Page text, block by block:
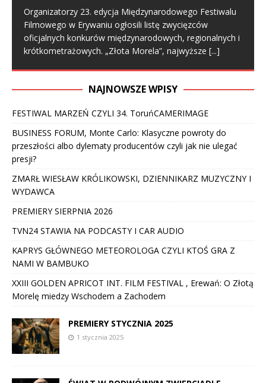
Organizatorzy 23. edycja Międzynarodowego Festiwalu
Filmowego w Erywaniu ogłosili listę zwycięzców
oficjalnych konkurów międzynarodowych, regionalnych i
krótkometrażowych. „Złota Morela”, najwyższe [...]
NAJNOWSZE WPISY
FESTIWAL MARZEŃ CZYLI 34. ToruńCAMERIMAGE
BUSINESS FORUM, Monte Carlo: Klasyczne powroty do
przeszłości albo dylematy producentów czyli jak nie ulegać
presji?
ZMARŁ WIESŁAW KRÓLIKOWSKI, DZIENNIKARZ MUZYCZNY I
WYDAWCA
PREMIERY SIERPNIA 2026
TVN24 STAWIA NA PODCASTY I CAR AUDIO
KAPRYS GŁÓWNEGO METEOROLOGA CZYLI KTOŚ GRA Z
NAMI W BAMBUKO
XXIII GOLDEN APRICOT INT. FILM FESTIVAL , Erewań: O Złotą
Morelę miedzy Wschodem a Zachodem
PREMIERY STYCZNIA 2025
1 stycznia 2025